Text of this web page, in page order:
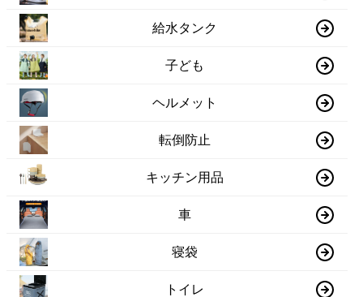
給水タンク
子ども
ヘルメット
転倒防止
キッチン用品
車
寝袋
トイレ